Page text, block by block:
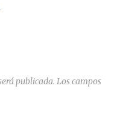
publicada. Los campos